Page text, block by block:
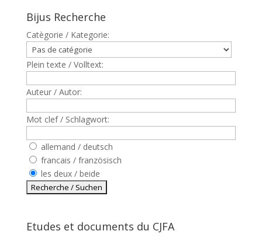
Bijus Recherche
Catègorie / Kategorie:
Plein texte / Volltext:
Auteur / Autor:
Mot clef / Schlagwort:
allemand / deutsch
francais / französisch
les deux / beide
Etudes et documents du CJFA